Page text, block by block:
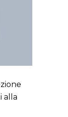
alla